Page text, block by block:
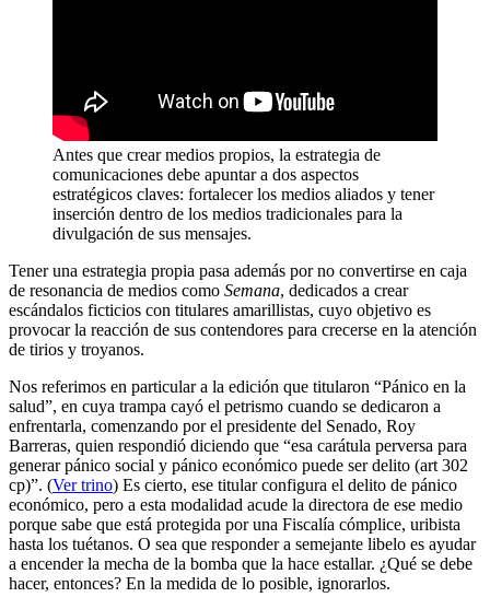
Antes que crear medios propios, la estrategia de
comunicaciones debe apuntar a dos aspectos
estratégicos claves: fortalecer los medios aliados y tener
inserción dentro de los medios tradicionales para la
divulgación de sus mensajes.
Tener una estrategia propia pasa además por no convertirse en caja
de resonancia de medios como Semana, dedicados a crear
escándalos ficticios con titulares amarillistas, cuyo objetivo es
provocar la reacción de sus contendores para crecerse en la atención
de tirios y troyanos.
Nos referimos en particular a la edición que titularon “Pánico en la
salud”, en cuya trampa cayó el petrismo cuando se dedicaron a
enfrentarla, comenzando por el presidente del Senado, Roy
Barreras, quien respondió diciendo que “esa carátula perversa para
generar pánico social y pánico económico puede ser delito (art 302
cp)”. (Ver trino) Es cierto, ese titular configura el delito de pánico
económico, pero a esta modalidad acude la directora de ese medio
porque sabe que está protegida por una Fiscalía cómplice, uribista
hasta los tuétanos. O sea que responder a semejante libelo es ayudar
a encender la mecha de la bomba que la hace estallar. ¿Qué se debe
hacer, entonces? En la medida de lo posible, ignorarlos.